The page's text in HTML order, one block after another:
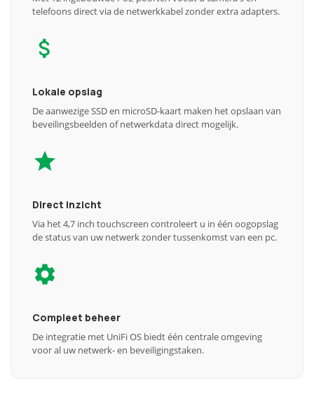
telefoons direct via de netwerkkabel zonder extra adapters.
Lokale opslag
De aanwezige SSD en microSD-kaart maken het opslaan van
beveilingsbeelden of netwerkdata direct mogelijk.
Direct inzicht
Via het 4,7 inch touchscreen controleert u in één oogopslag
de status van uw netwerk zonder tussenkomst van een pc.
Compleet beheer
De integratie met UniFi OS biedt één centrale omgeving
voor al uw netwerk- en beveiligingstaken.